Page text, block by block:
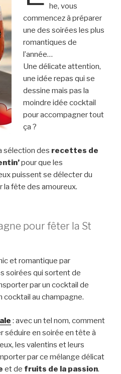
he, vous
commencez à préparer
une des soirées les plus
romantiques de
l’année…
Une délicate attention,
une idée repas qui se
dessine mais pas la
moindre idée cocktail
pour accompagner tout
ça ?
sélection des recettes de
pour que les
puissent se délecter du
la fête des amoureux.
pour fêter la St
et romantique par
soirées qui sortent de
par un cocktail de
cocktail au champagne.
: avec un tel nom, comment
séduire en soirée en tête à
les valentins et leurs
par ce mélange délicat
et de fruits de la passion.